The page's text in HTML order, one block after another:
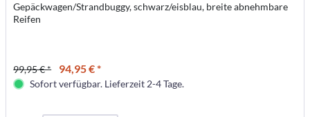
Gepäckwagen/Strandbuggy, schwarz/eisblau, breite abnehmbare
Reifen
99,95 € * 94,95 € *
Sofort verfügbar. Lieferzeit 2-4 Tage.